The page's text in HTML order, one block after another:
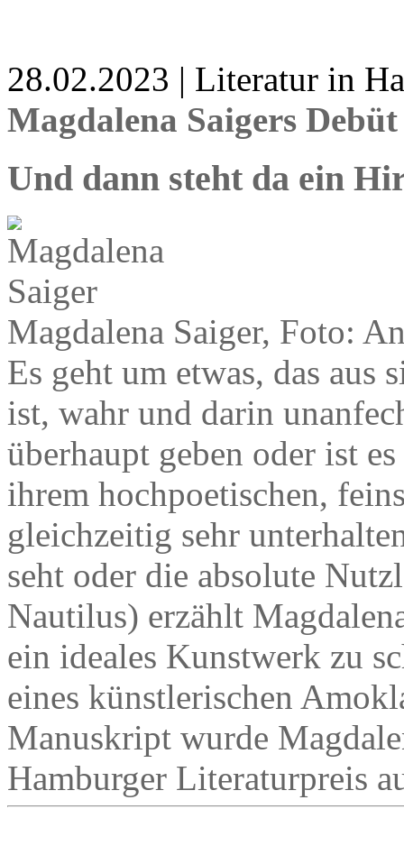
28.02.2023 | Literatur in
Magdalena Saigers
Und dann steht da ein
Magdalena Saiger, Foto:
Es geht um etwas, das aus
ist, wahr und darin
überhaupt geben oder ist
ihrem hochpoetischen,
gleichzeitig sehr
seht oder die absolute
Nautilus) erzählt
ein ideales Kunstwerk zu
eines künstlerischen
Manuskript wurde
Hamburger Literaturpreis